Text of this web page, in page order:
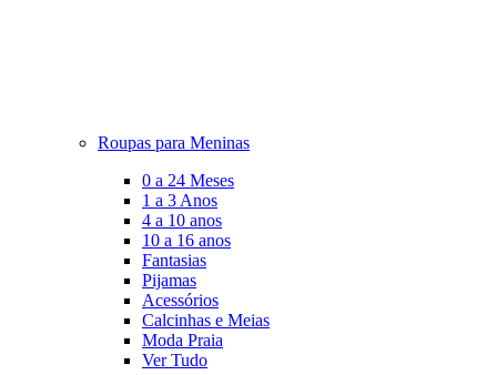
Roupas para Meninas
0 a 24 Meses
1 a 3 Anos
4 a 10 anos
10 a 16 anos
Fantasias
Pijamas
Acessórios
Calcinhas e Meias
Moda Praia
Ver Tudo